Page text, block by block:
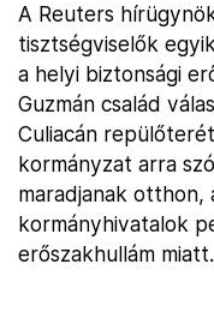
A Reuters
tisztségviselők
a helyi biztonsági
Guzmán család
Culiacán
kormányzat arra
maradjanak otthon,
kormányhivatalok
erőszakhullám miatt.